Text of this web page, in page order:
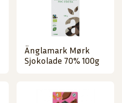
Änglamark Mørk
Sjokolade 70% 100g